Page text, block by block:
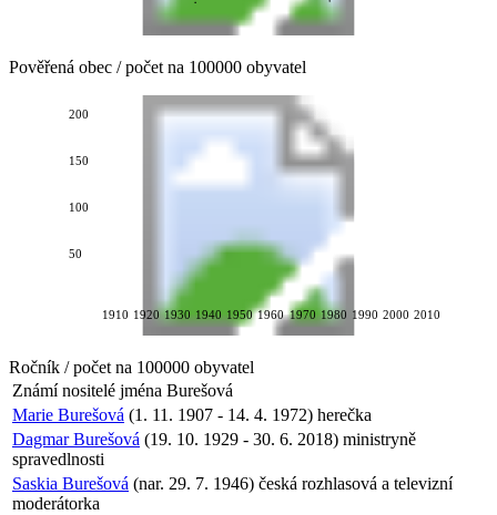
Pověřená obec / počet na 100000 obyvatel
1910 1920 1930 1940 1950 1960 1970 1980 1990 2000 2010
50
100
150
200
Ročník / počet na 100000 obyvatel
Známí nositelé jména Burešová
Marie Burešová (1. 11. 1907 - 14. 4. 1972) herečka
Dagmar Burešová (19. 10. 1929 - 30. 6. 2018) ministryně
spravedlnosti
Saskia Burešová (nar. 29. 7. 1946) česká rozhlasová a televizní
moderátorka